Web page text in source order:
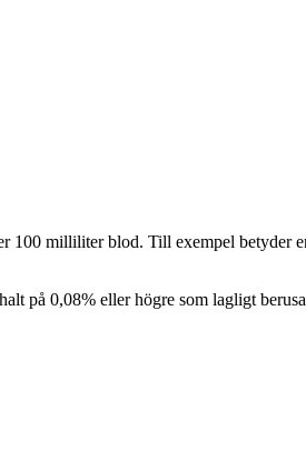
100 milliliter blod. Till exempel betyder
på 0,08% eller högre som lagligt